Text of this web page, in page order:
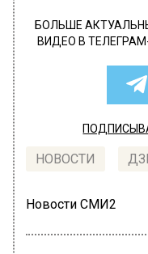
БОЛЬШЕ
ВИДЕО В
НОВОСТИ
Новости СМИ2